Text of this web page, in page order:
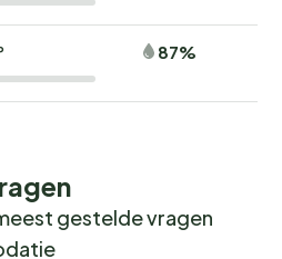
87%
gestelde vragen